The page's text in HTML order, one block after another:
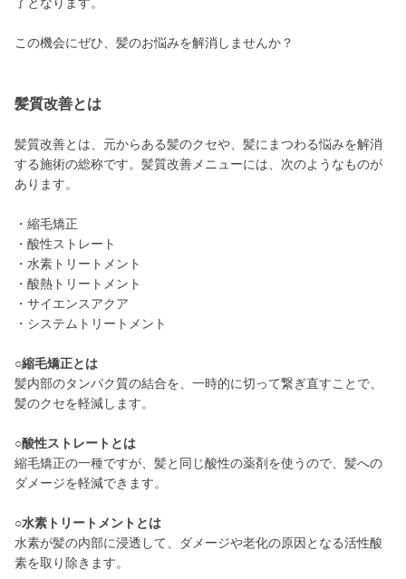
了となります。
この機会にぜひ、髪のお悩みを解消しませんか？
髪質改善とは
髪質改善とは、元からある髪のクセや、髪にまつわる悩みを解消
する施術の総称です。髪質改善メニューには、次のようなものが
あります。
・縮毛矯正
・酸性ストレート
・水素トリートメント
・酸熱トリートメント
・サイエンスアクア
・システムトリートメント
○縮毛矯正とは
髪内部のタンパク質の結合を、一時的に切って繋ぎ直すことで、
髪のクセを軽減します。
○酸性ストレートとは
縮毛矯正の一種ですが、髪と同じ酸性の薬剤を使うので、髪への
ダメージを軽減できます。
○水素トリートメントとは
水素が髪の内部に浸透して、ダメージや老化の原因となる活性酸
素を取り除きます。